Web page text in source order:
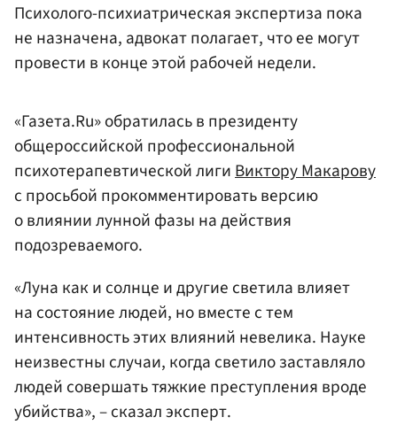
Психолого-психиатрическая экспертиза пока
не назначена, адвокат полагает, что ее могут
провести в конце этой рабочей недели.
«Газета.Ru» обратилась в президенту
общероссийской профессиональной
психотерапевтической лигиВиктору Макарову
с просьбой прокомментировать версию
о влиянии лунной фазы на действия
подозреваемого.
«Луна как и солнце и другие светила влияет
на состояние людей, но вместе с тем
интенсивность этих влияний невелика. Науке
неизвестны случаи, когда светило заставляло
людей совершать тяжкие преступления вроде
убийства», – сказал эксперт.